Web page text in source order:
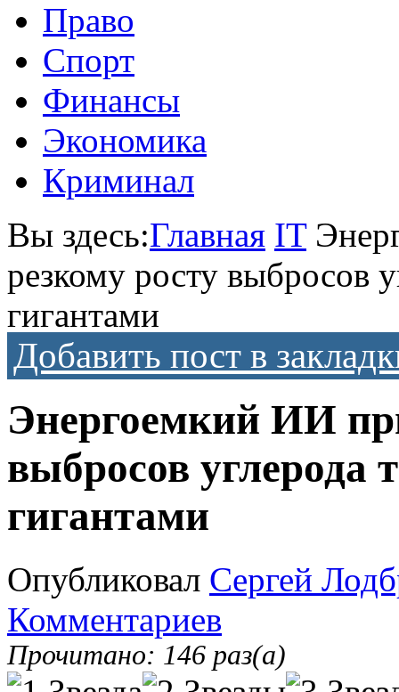
Право
Спорт
Финансы
Экономика
Криминал
Вы здесь:Главная IT
резкому росту выбросов
гигантами
Добавить пост в
Энергоемкий ИИ
выбросов углерода
гигантами
Опубликовал Сергей
Комментариев
Прочитано: 146 раз(а)